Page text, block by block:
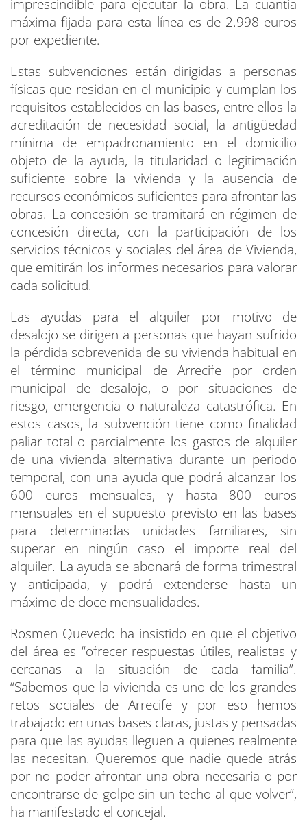
imprescindible para ejecutar la obra. La cuantía
máxima fijada para esta línea es de 2.998 euros
por expediente.
Estas subvenciones están dirigidas a personas
físicas que residan en el municipio y cumplan los
requisitos establecidos en las bases, entre ellos la
acreditación de necesidad social, la antigüedad
mínima de empadronamiento en el domicilio
objeto de la ayuda, la titularidad o legitimación
suficiente sobre la vivienda y la ausencia de
recursos económicos suficientes para afrontar las
obras. La concesión se tramitará en régimen de
concesión directa, con la participación de los
servicios técnicos y sociales del área de Vivienda,
que emitirán los informes necesarios para valorar
cada solicitud.
Las ayudas para el alquiler por motivo de
desalojo se dirigen a personas que hayan sufrido
la pérdida sobrevenida de su vivienda habitual en
el término municipal de Arrecife por orden
municipal de desalojo, o por situaciones de
riesgo, emergencia o naturaleza catastrófica. En
estos casos, la subvención tiene como finalidad
paliar total o parcialmente los gastos de alquiler
de una vivienda alternativa durante un periodo
temporal, con una ayuda que podrá alcanzar los
600 euros mensuales, y hasta 800 euros
mensuales en el supuesto previsto en las bases
para determinadas unidades familiares, sin
superar en ningún caso el importe real del
alquiler. La ayuda se abonará de forma trimestral
y anticipada, y podrá extenderse hasta un
máximo de doce mensualidades.
Rosmen Quevedo ha insistido en que el objetivo
del área es “ofrecer respuestas útiles, realistas y
cercanas a la situación de cada familia”.
“Sabemos que la vivienda es uno de los grandes
retos sociales de Arrecife y por eso hemos
trabajado en unas bases claras, justas y pensadas
para que las ayudas lleguen a quienes realmente
las necesitan. Queremos que nadie quede atrás
por no poder afrontar una obra necesaria o por
encontrarse de golpe sin un techo al que volver”,
ha manifestado el concejal.